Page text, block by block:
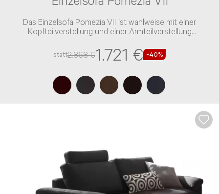
Das Einzelsofa Pomezia VII ist wahlweise mit einer
Kopfteilverstellung und einer Armteilverstellung
statt2.868 €1.721 € -40%